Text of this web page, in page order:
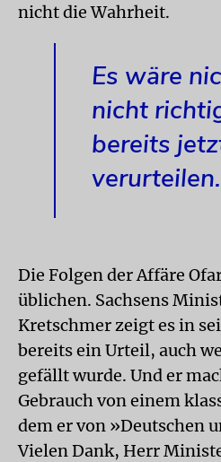
nicht die Wahrheit.
Es wäre
nicht
bereits
verurteilen.
Die Folgen der Affäre
üblichen. Sachsens
Kretschmer zeigt es in
bereits ein Urteil, auch
gefällt wurde. Und er
Gebrauch von einem
dem er von »Deutschen
Vielen Dank, Herr